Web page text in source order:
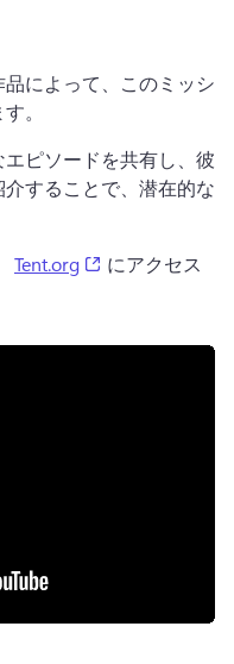
によって、このミッシ
。
ピソードを共有し、彼
することで、潜在的な
Tent.org (opens in a
にアクセス